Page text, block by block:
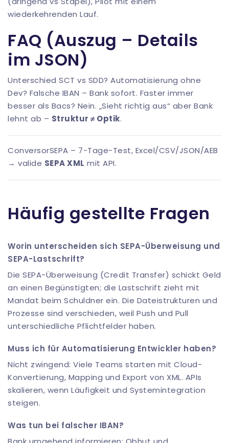
wiederkehrenden Lauf.
FAQ (Auszug – Details
im JSON)
Unterschied SCT vs SDD? Automatisierung ohne
Dev? Falsche IBAN – Bank sofort. Faster immer
besser als Bacs? Nein. „Sieht richtig aus“ aber Bank
lehnt ab – Struktur ≠ Optik.
ConversorSEPA – 7-Tage-Test, Excel/CSV/JSON/AEB
→ valide SEPA XML mit API.
Häufig gestellte Fragen
Worin unterscheiden sich SEPA-Überweisung und
SEPA-Lastschrift?
Die SEPA-Überweisung (Credit Transfer) schickt Geld
an einen Begünstigten; die Lastschrift zieht mit
Mandat beim Schuldner ein. Die Dateistrukturen und
Prozesse sind verschieden, weil Push und Pull
unterschiedliche Pflichtfelder haben.
Muss ich für Automatisierung Entwickler haben?
Nicht zwingend: Viele Teams starten mit Cloud-
Konvertierung, Mapping und Export von XML. APIs
skalieren, wenn Läufigkeit und Systemintegration
steigen.
Was tun bei falscher IBAN?